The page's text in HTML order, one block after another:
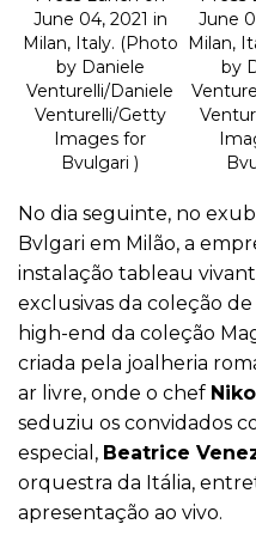
June 04, 2021 in
Milan, Italy. (Photo
by Daniele
Venturelli/Daniele
Venturelli/Getty
Images for
Bvulgari )
June
Milan,
by
No dia seguinte, no
Bvlgari em Milão, a
instalação tableau
exclusivas da coleção
high-end da coleção
criada pela joalheria
ar livre, onde o chef
seduziu os convidados
especial, Beatrice
orquestra da Itália,
apresentação ao vivo.